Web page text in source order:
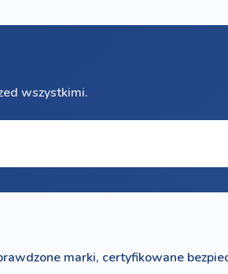
wszystkimi.
marki, certyfikowane